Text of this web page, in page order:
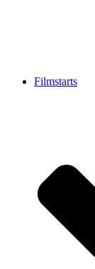
Filmstarts